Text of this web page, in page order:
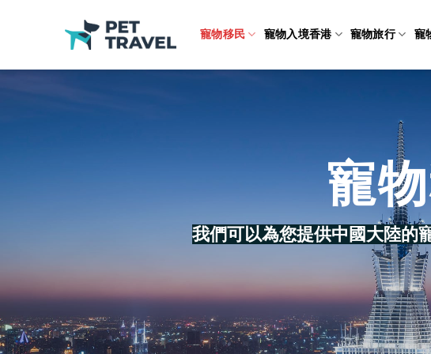
寵物移民 寵物入境香港 寵物旅行 寵
寵
我們可以為您提供中國大陸的